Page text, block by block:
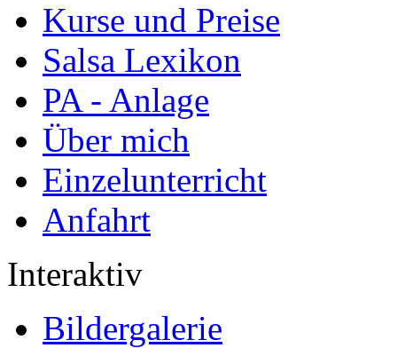
Kurse und Preise
Salsa Lexikon
PA - Anlage
Über mich
Einzelunterricht
Anfahrt
Interaktiv
Bildergalerie